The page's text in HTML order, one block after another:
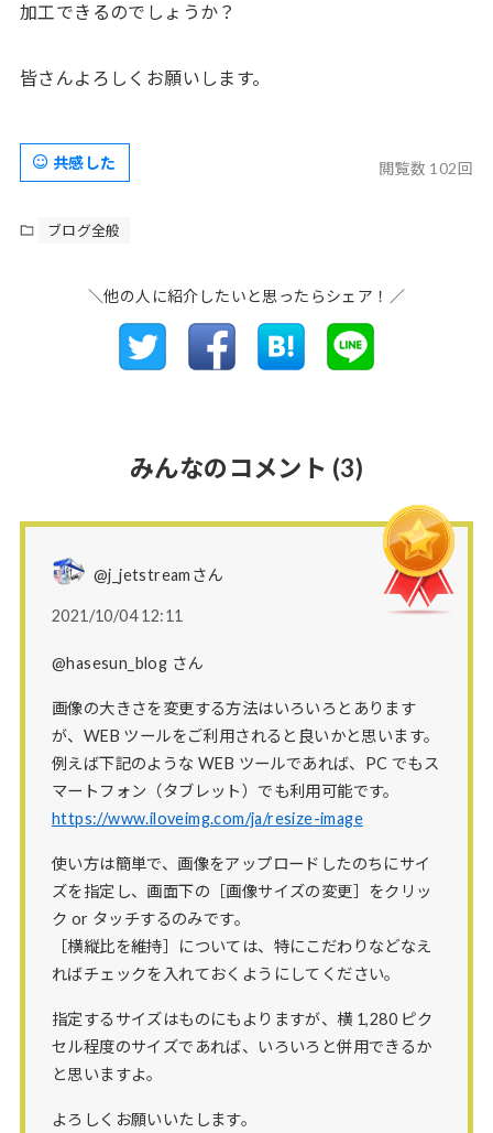
加工できるのでしょうか？
皆さんよろしくお願いします。
閲覧数 102回
共感した
ブログ全般
＼他の人に紹介したいと思ったらシェア！／
みんなのコメント (3)
@j_jetstreamさん
2021/10/04 12:11
@hasesun_blog さん
画像の大きさを変更する方法はいろいろとあります
が、WEB ツールをご利用されると良いかと思います。
例えば下記のような WEB ツールであれば、PC でもス
マートフォン（タブレット）でも利用可能です。
https://www.iloveimg.com/ja/resize-image
使い方は簡単で、画像をアップロードしたのちにサイ
ズを指定し、画面下の［画像サイズの変更］をクリッ
ク or タッチするのみです。
［横縦比を維持］については、特にこだわりなどなえ
ればチェックを入れておくようにしてください。
指定するサイズはものにもよりますが、横 1,280 ピク
セル程度のサイズであれば、いろいろと併用できるか
と思いますよ。
よろしくお願いいたします。